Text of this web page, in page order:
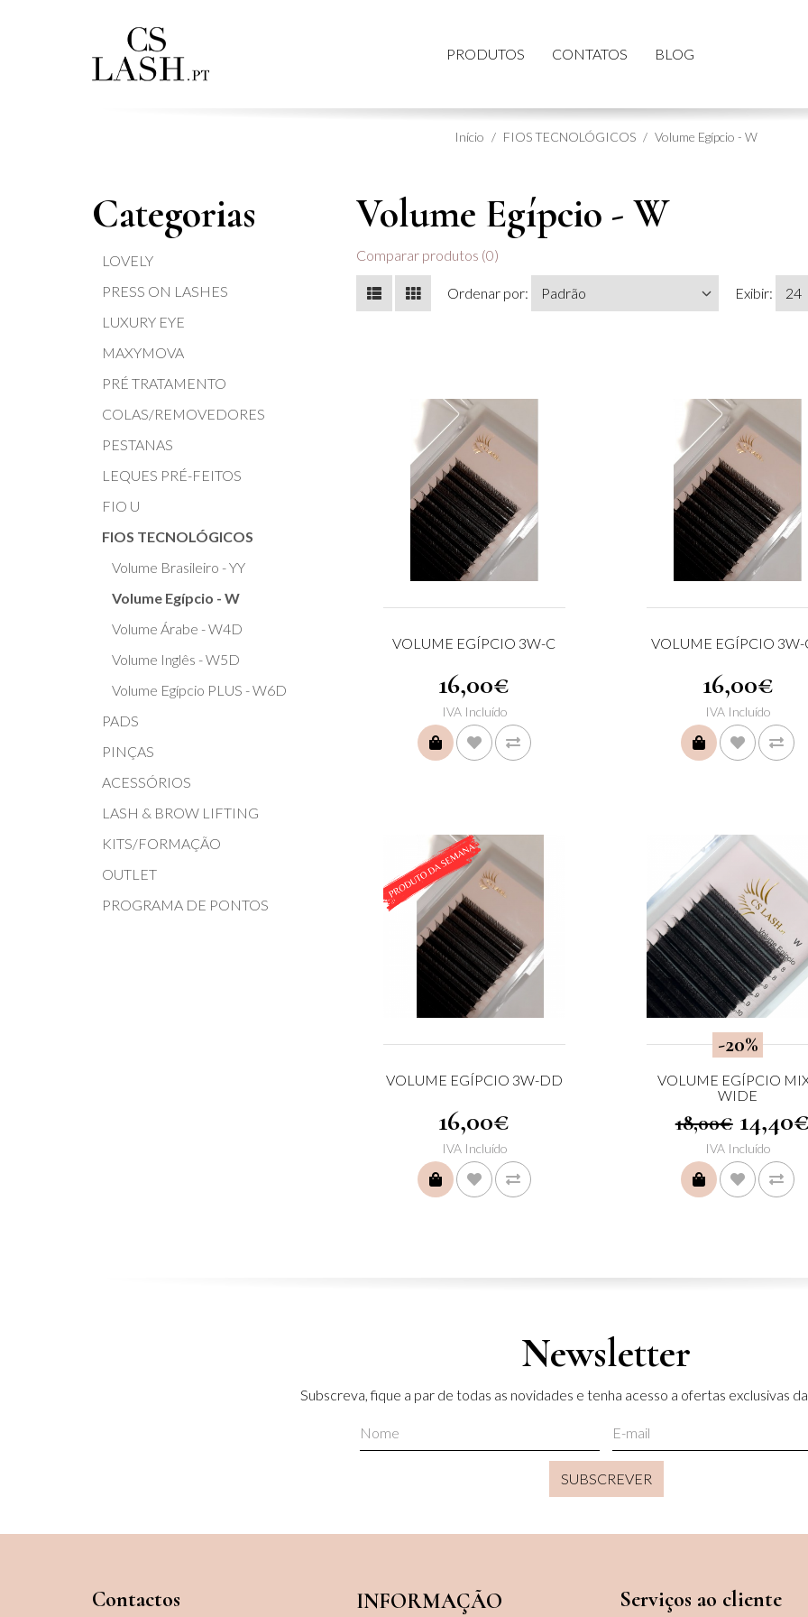
PRODUTOS CONTATOS BLOG
Início FIOS TECNOLÓGICOS Volume Egípcio - W
Volume Egípcio - W
Comparar produtos (0)
Ordenar por: Exibir:
VOLUME EGÍPCIO 3W-C
16,00€
IVA Incluído
COMPRAR
VOLUME EGÍPCIO 3W-
16,00€
IVA Incluído
COMPRAR
VOLUME EGÍPCIO 3W-DD
16,00€
IVA Incluído
COMPRAR
-20%
VOLUME EGÍPCIO
WIDE
18,00€
IVA Incluído
COMPRAR
Categorias
LOVELY
PRESS ON LASHES
LUXURY EYE
MAXYMOVA
PRÉ TRATAMENTO
COLAS/REMOVEDORES
PESTANAS
LEQUES PRÉ-FEITOS
FIO U
FIOS TECNOLÓGICOS
Volume Brasileiro - YY
Volume Egípcio - W
Volume Árabe - W4D
Volume Inglês - W5D
Volume Egípcio PLUS - W6D
PADS
PINÇAS
ACESSÓRIOS
LASH & BROW LIFTING
KITS/FORMAÇÃO
OUTLET
PROGRAMA DE PONTOS
Newsletter
Subscreva, fique a par de todas as novidades e tenha acesso a ofertas exclusivas
SUBSCREVER
INFORMAÇÃO Serviços ao cliente
Contactos